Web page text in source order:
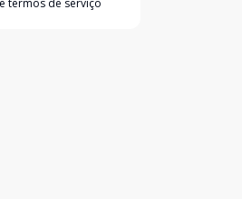
termos de serviço